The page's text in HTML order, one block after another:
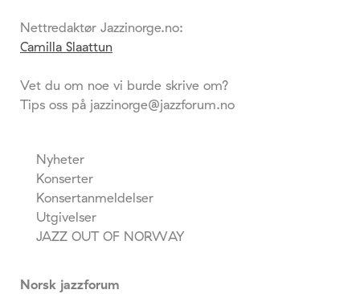
Nettredaktør Jazzinorge.no:
Camilla Slaattun
Vet du om noe vi burde skrive om?
Tips oss på jazzinorge@jazzforum.no
Nyheter
Konserter
Konsertanmeldelser
Utgivelser
JAZZ OUT OF NORWAY
Norsk jazzforum